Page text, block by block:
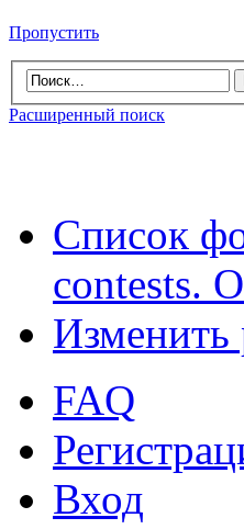
Пропустить
Расширенный поиск
Список
contests.
Изменить
FAQ
Вход